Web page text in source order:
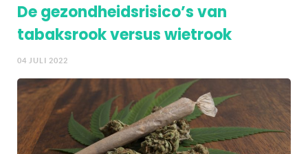
De gezondheidsrisico’s van
tabaksrook versus wietrook
04 JULI 2022